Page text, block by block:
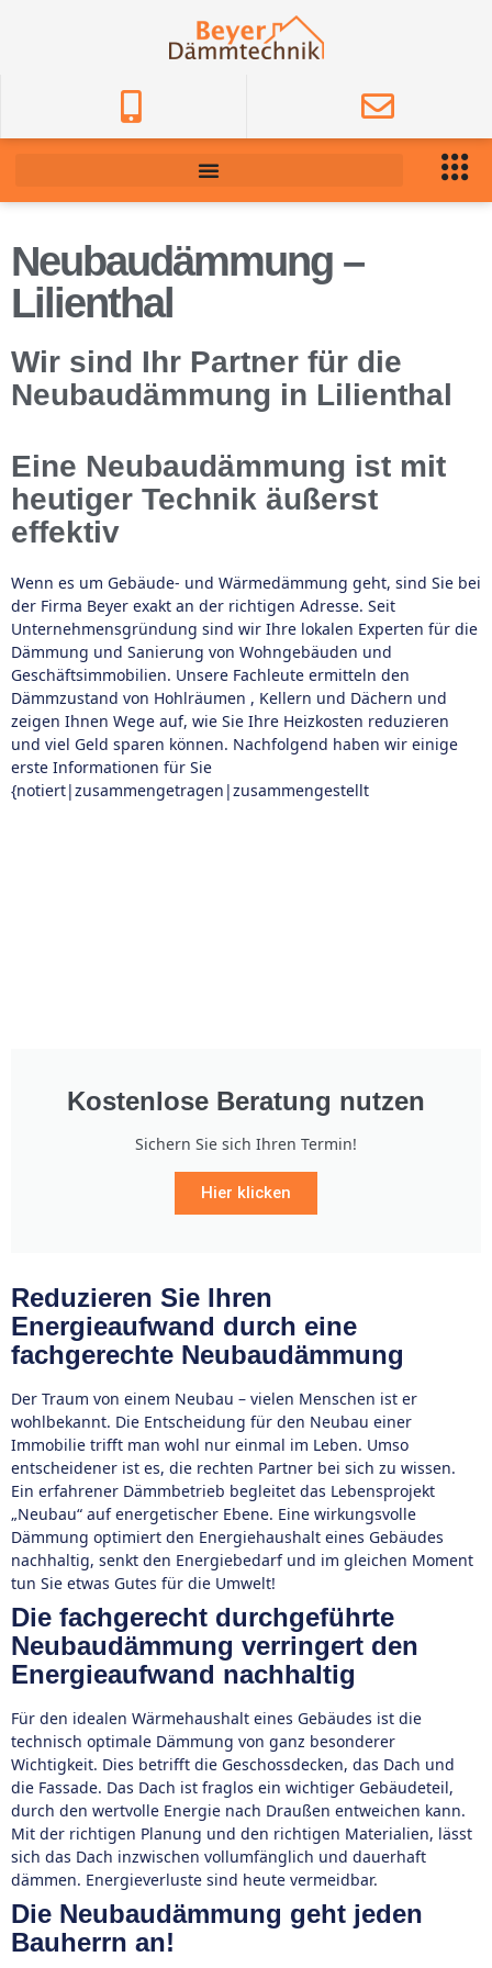
Neubaudämmung –
Lilienthal
Wir sind Ihr Partner für die
Neubaudämmung in Lilienthal
Eine Neubaudämmung ist mit
heutiger Technik äußerst
effektiv
Wenn es um Gebäude- und Wärmedämmung geht, sind Sie bei
der Firma Beyer exakt an der richtigen Adresse. Seit
Unternehmensgründung sind wir Ihre lokalen Experten für die
Dämmung und Sanierung von Wohngebäuden und
Geschäftsimmobilien. Unsere Fachleute ermitteln den
Dämmzustand von Hohlräumen , Kellern und Dächern und
zeigen Ihnen Wege auf, wie Sie Ihre Heizkosten reduzieren
und viel Geld sparen können. Nachfolgend haben wir einige
erste Informationen für Sie
{notiert|zusammengetragen|zusammengestellt
Kostenlose Beratung nutzen
Sichern Sie sich Ihren Termin!
Hier klicken
Reduzieren Sie Ihren
Energieaufwand durch eine
fachgerechte Neubaudämmung
Der Traum von einem Neubau – vielen Menschen ist er
wohlbekannt. Die Entscheidung für den Neubau einer
Immobilie trifft man wohl nur einmal im Leben. Umso
entscheidener ist es, die rechten Partner bei sich zu wissen.
Ein erfahrener Dämmbetrieb begleitet das Lebensprojekt
„Neubau“ auf energetischer Ebene. Eine wirkungsvolle
Dämmung optimiert den Energiehaushalt eines Gebäudes
nachhaltig, senkt den Energiebedarf und im gleichen Moment
tun Sie etwas Gutes für die Umwelt!
Die fachgerecht durchgeführte
Neubaudämmung verringert den
Energieaufwand nachhaltig
Für den idealen Wärmehaushalt eines Gebäudes ist die
technisch optimale Dämmung von ganz besonderer
Wichtigkeit. Dies betrifft die Geschossdecken, das Dach und
die Fassade. Das Dach ist fraglos ein wichtiger Gebäudeteil,
durch den wertvolle Energie nach Draußen entweichen kann.
Mit der richtigen Planung und den richtigen Materialien, lässt
sich das Dach inzwischen vollumfänglich und dauerhaft
dämmen. Energieverluste sind heute vermeidbar.
Die Neubaudämmung geht jeden
Bauherrn an!